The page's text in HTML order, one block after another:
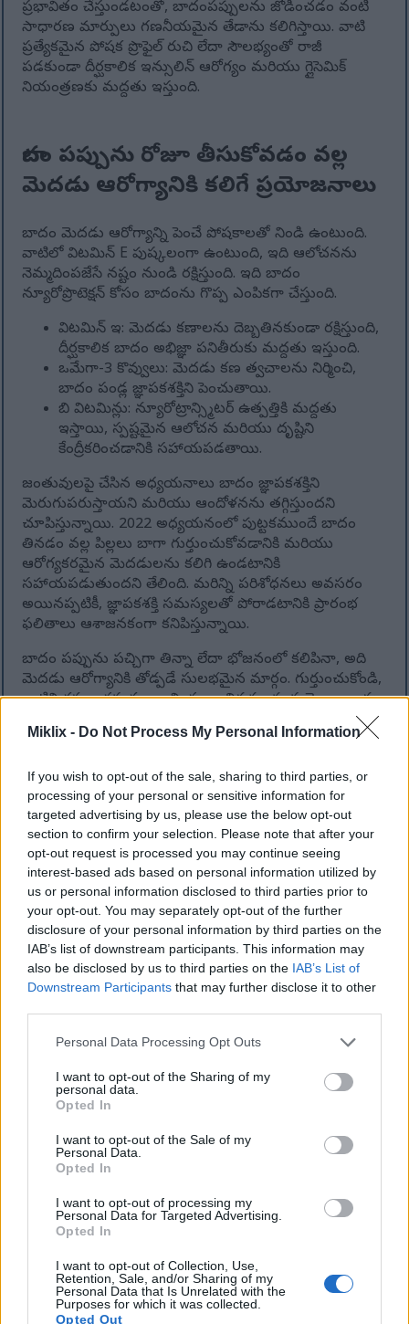
Miklix - Do Not Process My Personal Information
If you wish to opt-out of the sale, sharing to third parties, or
processing of your personal or sensitive information for
targeted advertising by us, please use the below opt-out
section to confirm your selection. Please note that after your
opt-out request is processed you may continue seeing
interest-based ads based on personal information utilized by
us or personal information disclosed to third parties prior to
your opt-out. You may separately opt-out of the further
disclosure of your personal information by third parties on the
IAB’s list of downstream participants. This information may
also be disclosed by us to third parties on the IAB’s List of
Downstream Participants that may further disclose it to other
Please note that this website/app uses one or more Google
not limited to your visit or usage behaviour. You may click to
grant or deny consent to Google and its third-party tags to
use your data for below specified purposes in below Google
consent section.
Personal Data Processing Opt Outs
I want to opt-out of the Sharing of my
personal data.
Opted In
I want to opt-out of the Sale of my
Personal Data.
Opted In
I want to opt-out of processing my
Personal Data for Targeted Advertising.
Opted In
I want to opt-out of Collection, Use,
Retention, Sale, and/or Sharing of my
Personal Data that Is Unrelated with the
Purposes for which it was collected.
Opted Out
ప్రభావితం చేస్తుండటంతో, బాదంపప్పులను జోడించడం వంటి
సాధారణ మార్పులు గణనీయమైన తేడాను కలిగిస్తాయి. వాటి
ప్రత్యేకమైన పోషక ప్రొఫైల్ రుచి లేదా సౌలభ్యంతో రాజీ
పడకుండా దీర్ఘకాలిక ఇన్సులిన్ ఆరోగ్యం మరియు గ్లైసెమిక్
నియంత్రణకు మద్దతు ఇస్తుంది.
బాదం పప్పును రోజూ తీసుకోవడం వల్ల
మెదడు ఆరోగ్యానికి కలిగే ప్రయోజనాలు
బాదం మెదడు ఆరోగ్యాన్ని పెంచే పోషకాలతో నిండి ఉంటుంది.
వాటిలో విటమిన్ E పుష్కలంగా ఉంటుంది, ఇది ఆలోచనను
నెమ్మదింపజేసే నష్టం నుండి రక్షిస్తుంది. ఇది బాదం
న్యూరోప్రొటెక్షన్ కోసం బాదంను గొప్ప ఎంపికగా చేస్తుంది.
విటమిన్ ఇ: మెదడు కణాలను దెబ్బతినకుండా రక్షిస్తుంది,
దీర్ఘకాలిక బాదం అభిజ్ఞా పనితీరుకు మద్దతు ఇస్తుంది.
ఒమేగా-3 కొవ్వులు: మెదడు కణ త్వచాలను నిర్మించి,
బాదం పండ్ల జ్ఞాపకశక్తిని పెంచుతాయి.
బి విటమిన్లు: న్యూరోట్రాన్స్మిటర్ ఉత్పత్తికి మద్దతు
ఇస్తాయి, స్పష్టమైన ఆలోచన మరియు దృష్టిని
కేంద్రీకరించడానికి సహాయపడతాయి.
జంతువులపై చేసిన అధ్యయనాలు బాదం జ్ఞాపకశక్తిని
మెరుగుపరుస్తాయని మరియు ఆందోళనను తగ్గిస్తుందని
చూపిస్తున్నాయి. 2022 అధ్యయనంలో పుట్టకముందే బాదం
తినడం వల్ల పిల్లలు బాగా గుర్తుంచుకోవడానికి మరియు
ఆరోగ్యకరమైన మెదడులను కలిగి ఉండటానికి
సహాయపడుతుందని తేలింది. మరిన్ని పరిశోధనలు అవసరం
అయినప్పటికీ, జ్ఞాపకశక్తి సమస్యలతో పోరాడటానికి ప్రారంభ
ఫలితాలు ఆశాజనకంగా కనిపిస్తున్నాయి.
బాదం పప్పును పచ్చిగా తిన్నా లేదా భోజనంలో కలిపినా, అది
మెదడు ఆరోగ్యానికి తోడ్పడే సులభమైన మార్గం. గుర్తుంచుకోండి,
వాటిని క్రమం తప్పకుండా మితంగా తినడం ఈ ప్రయోజనాలను
మీ ఆహారంలో బాదం చేర్చుకోవడం వల్ల
జీర్ణ ఆరోగ్య ప్రయోజనాలు
బాదంలో ఉండే ఫైబర్ మీ జీర్ణ ఆరోగ్యానికి మంచిది. ప్రతి ఔన్స్‌లో
3.5 గ్రాముల ఫైబర్ ఉంటుంది, ఇది మీకు రోజువారీ అవసరమైన
దానిలో 14%. ఈ ఫైబర్ మీ పేగులోని మంచి బ్యాక్టీరియాను
పోషిస్తుంది, దానిని సమతుల్యంగా ఉంచుతుంది.
బాదంలోని ఫైబర్ మలాన్ని మృదువుగా చేయడంలో
సహాయపడుతుందని మరియు ప్రేగు కదలికలను క్రమం
వెచ్చని నేపథ్యంలో లేత మాంసాలు మరియు బాదం ఆకులతో
ఉన్న పెంకు తీసిన బాదం పప్పుల క్లోజప్.
మరింత సమాచారం మరియు అధిక రిజల్యూషన్‌ల కోసం
చిత్రంపై క్లిక్ చేయండి లేదా నొక్కండి.